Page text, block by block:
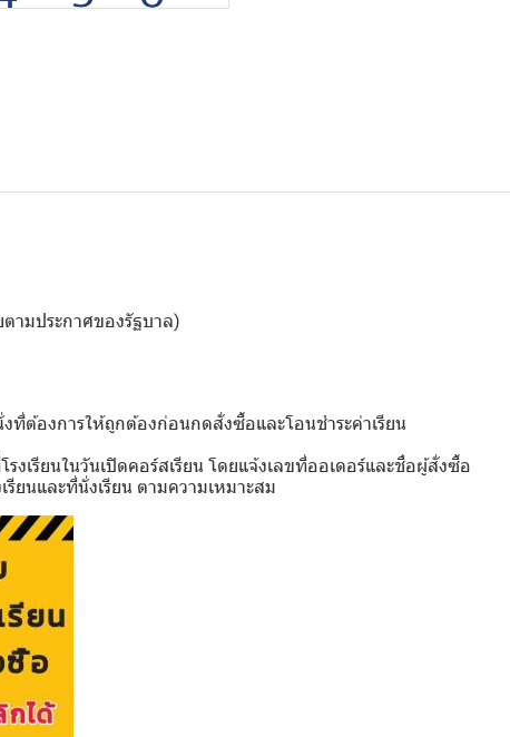
ามประกาศของรัฐบาล)
ที่ต้องการให้ถูกต้องก่อนกดสั่งซื้อและโอนชำระค่าเรียน
รงเรียนในวันเปิดคอร์สเรียน โดยแจ้งเลขที่ออเดอร์และชื่อผู้สั่งซื้อ
ยนและที่นั่งเรียน ตามความเหมาะสม